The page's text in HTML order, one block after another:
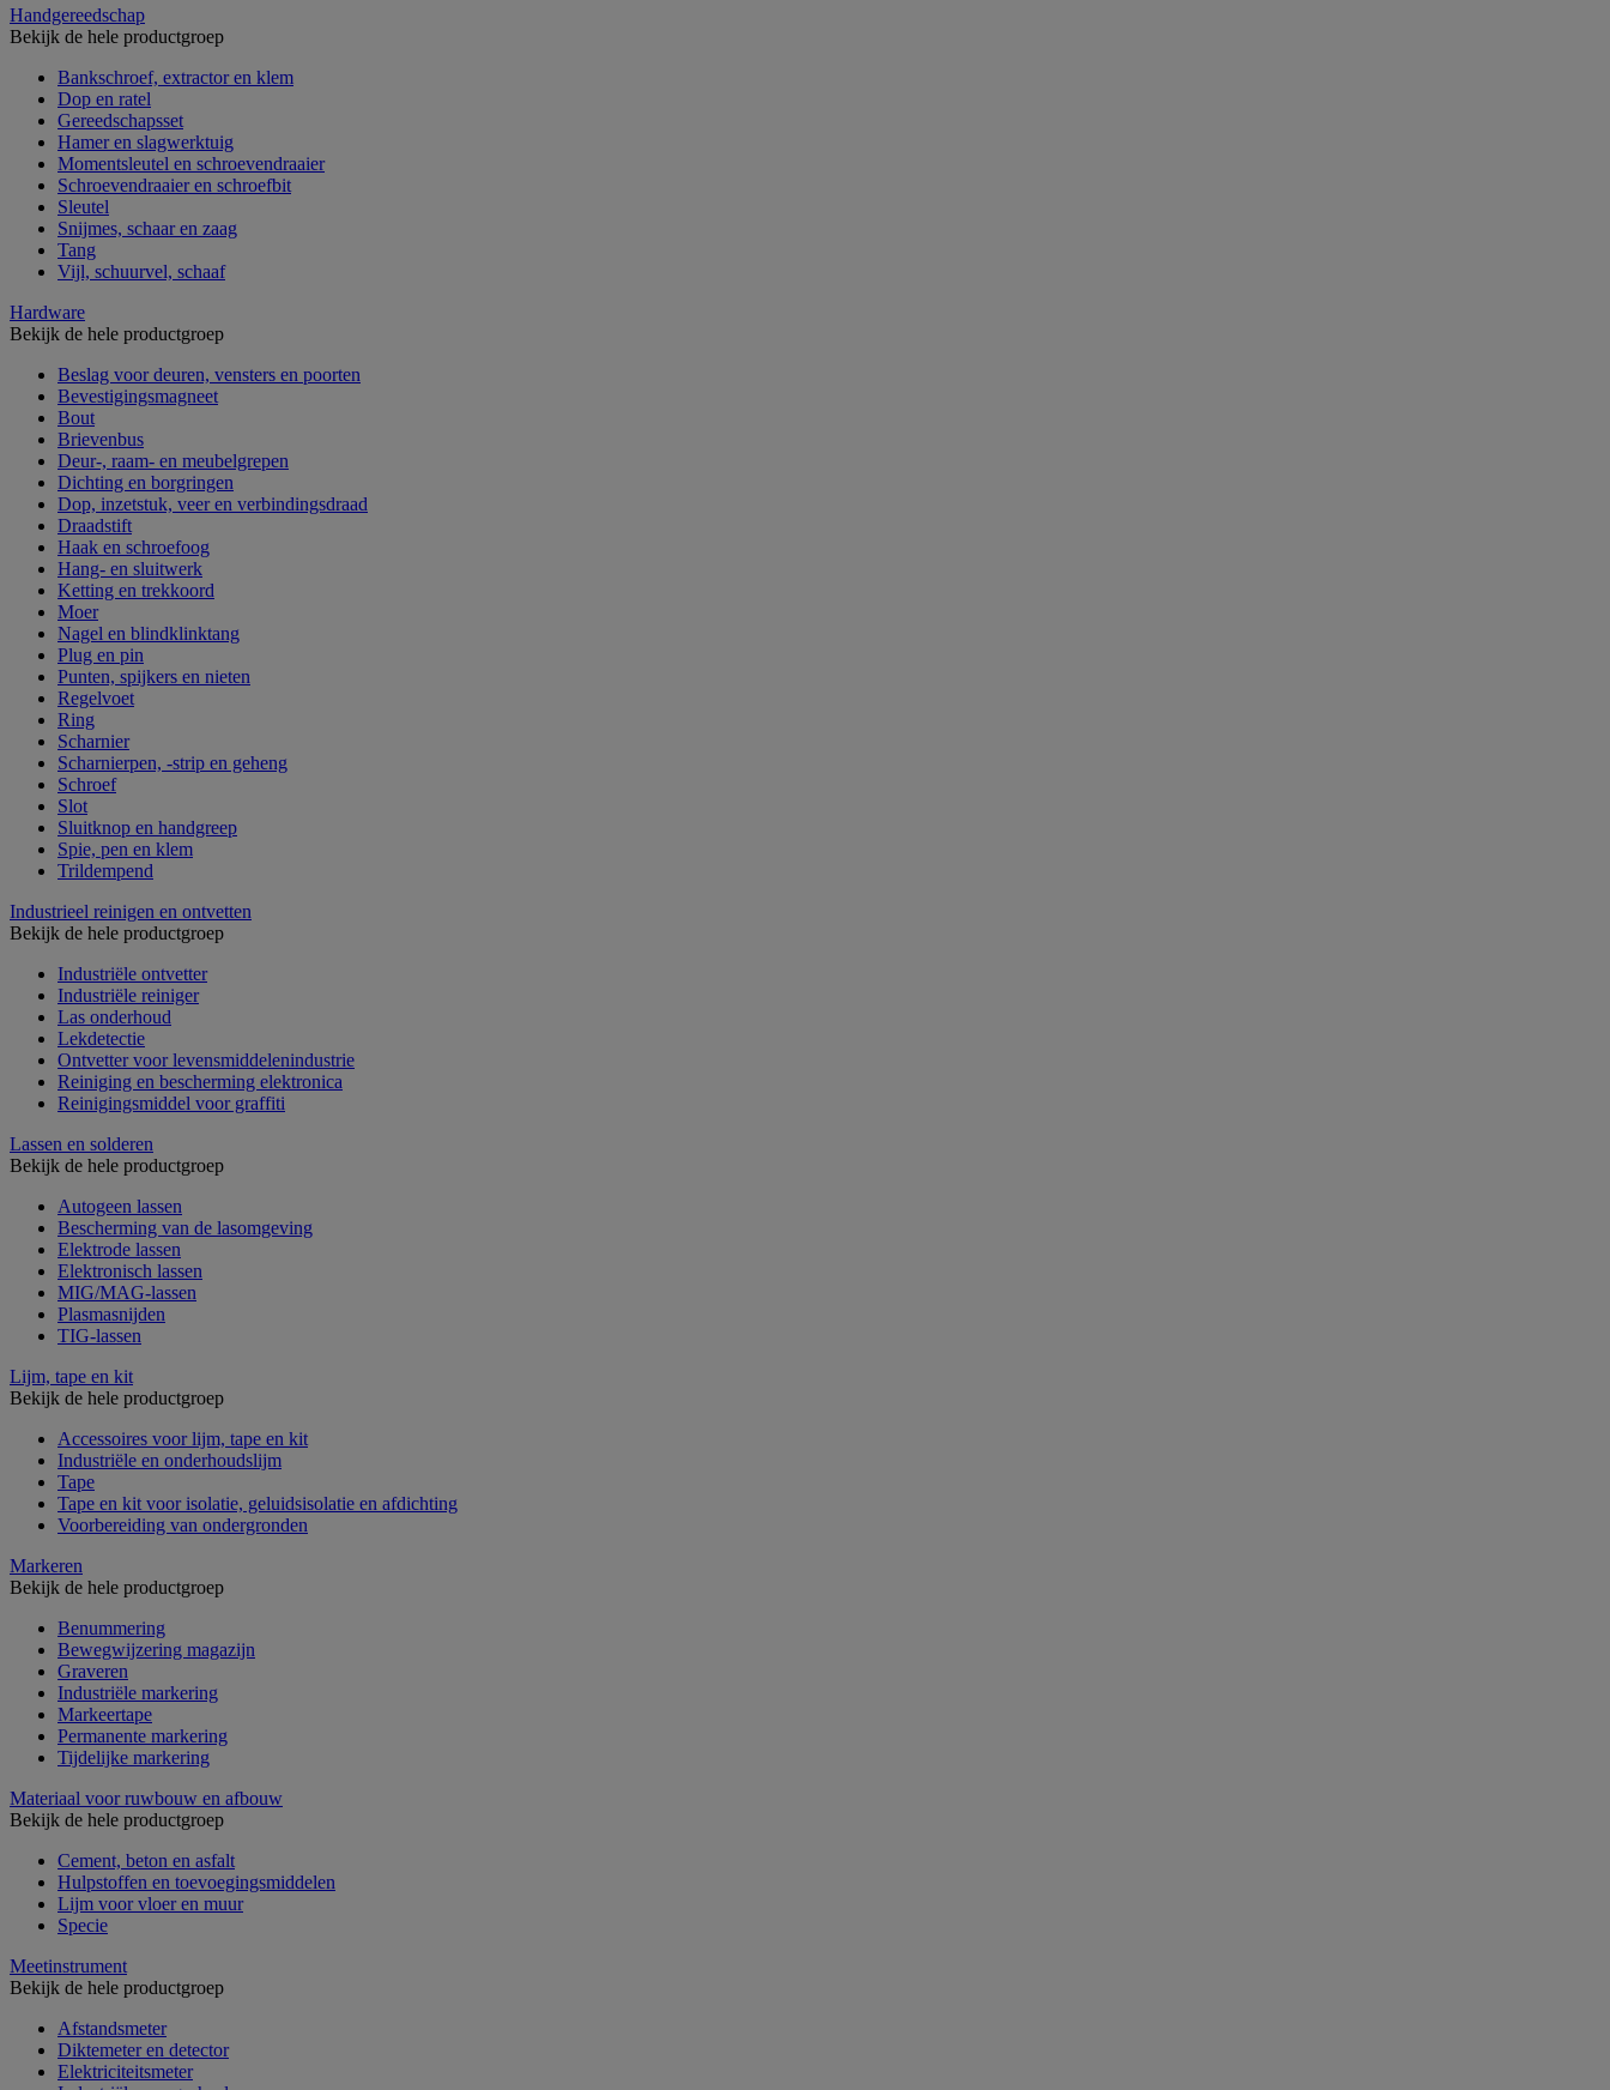
Handgereedschap
Bekijk de hele productgroep
Bankschroef, extractor en klem
Dop en ratel
Gereedschapsset
Hamer en slagwerktuig
Momentsleutel en schroevendraaier
Schroevendraaier en schroefbit
Sleutel
Snijmes, schaar en zaag
Tang
Vijl, schuurvel, schaaf
Hardware
Bekijk de hele productgroep
Beslag voor deuren, vensters en poorten
Bevestigingsmagneet
Bout
Brievenbus
Deur-, raam- en meubelgrepen
Dichting en borgringen
Dop, inzetstuk, veer en verbindingsdraad
Draadstift
Haak en schroefoog
Hang- en sluitwerk
Ketting en trekkoord
Moer
Nagel en blindklinktang
Plug en pin
Punten, spijkers en nieten
Regelvoet
Ring
Scharnier
Scharnierpen, -strip en geheng
Schroef
Slot
Sluitknop en handgreep
Spie, pen en klem
Trildempend
Industrieel reinigen en ontvetten
Bekijk de hele productgroep
Industriële ontvetter
Industriële reiniger
Las onderhoud
Lekdetectie
Ontvetter voor levensmiddelenindustrie
Reiniging en bescherming elektronica
Reinigingsmiddel voor graffiti
Lassen en solderen
Bekijk de hele productgroep
Autogeen lassen
Bescherming van de lasomgeving
Elektrode lassen
Elektronisch lassen
MIG/MAG-lassen
Plasmasnijden
TIG-lassen
Lijm, tape en kit
Bekijk de hele productgroep
Accessoires voor lijm, tape en kit
Industriële en onderhoudslijm
Tape
Tape en kit voor isolatie, geluidsisolatie en afdichting
Voorbereiding van ondergronden
Markeren
Bekijk de hele productgroep
Benummering
Bewegwijzering magazijn
Graveren
Industriële markering
Markeertape
Permanente markering
Tijdelijke markering
Materiaal voor ruwbouw en afbouw
Bekijk de hele productgroep
Cement, beton en asfalt
Hulpstoffen en toevoegingsmiddelen
Lijm voor vloer en muur
Specie
Meetinstrument
Bekijk de hele productgroep
Afstandsmeter
Diktemeter en detector
Elektriciteitsmeter